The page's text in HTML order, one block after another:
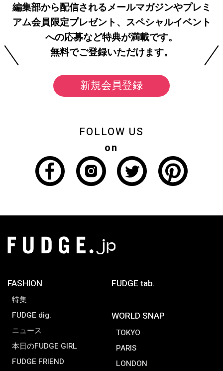
編集部から配信されるメールマガジンやプレミ
アム会員限定プレゼント、スペシャルイベント
への応募など特典が満載です。
無料でご登録いただけます。
新規会員登録
FOLLOW US
on
FASHION
特集
FUDGE dig.
ニュース
本日のFUDGE GIRL
FUDGE FRIEND
FUDGE tab.
WORLD SNAP
TOKYO
PARIS
LONDON